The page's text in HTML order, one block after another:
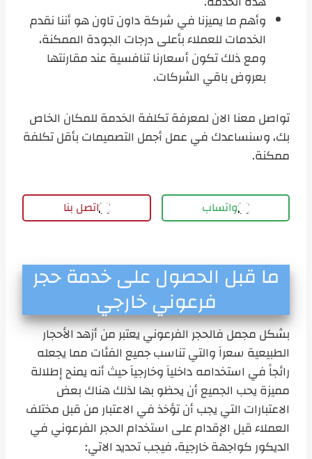
وأهم ما يميزنا في شركة داون تاون هو أننا نقدم
الخدمات للعملاء بأعلى درجات الجودة الممكنة،
ومع ذلك تكون أسعارنا تنافسية عند مقارنتها
بعروض باقي الشركات.
تواصل معنا الان لمعرفة تكلفة الخدمة للمكان الخاص
بك، وسنساعدك في عمل أجمل التصميمات بأقل تكلفة
ممكنة.
واتساب اتصل بنا
ما قبل الحصول على خدمة حجر
فرعوني خارجي
بشكل مجمل فالحجر الفرعوني يعتبر من أزهد الأحجار
الطبيعية سعراَ والتي تناسب جميع الفئات مما يجعله
رائجاً في استخدامه داخلياَ وخارجياَ حيث أنه يمنح إطلالة
مميزة يحب الجميع أن يحظو بها لذلك هناك بعض
الاعتبارات التي يجب أن تؤخذ في الاعتبار من قبل مختلف
العملاء قبل الإقدام على استخدام الحجر الفرعوني في
الديكور كواجهة خارجية، فيجب تحديد الاتي: